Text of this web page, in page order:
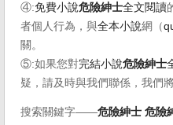
④:免費小說危險紳士全文閱讀
者個人行為，與全本小說網（
關。
⑤:如果您對完結小說危險紳士
疑，請及時與我們聯係，我們
搜索關鍵字——危險紳士 危險